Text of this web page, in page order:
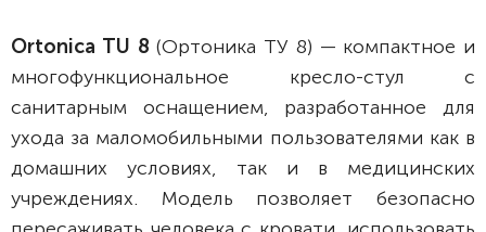
Ortonica TU 8 (Ортоника ТУ 8) — компактное и
многофункциональное кресло-стул с
санитарным оснащением, разработанное для
ухода за маломобильными пользователями как в
домашних условиях, так и в медицинских
учреждениях. Модель позволяет безопасно